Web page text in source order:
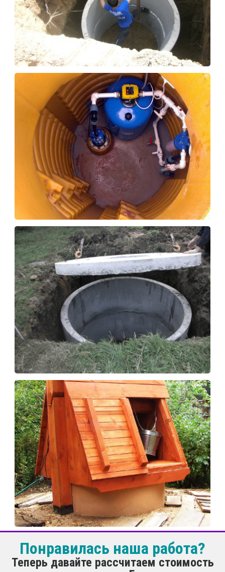
Понравилась наша работа?
Теперь давайте рассчитаем стоимость